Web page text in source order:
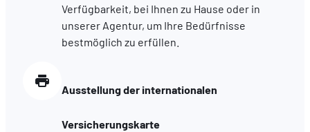
Verfügbarkeit, bei Ihnen zu Hause oder in
unserer Agentur, um Ihre Bedürfnisse
bestmöglich zu erfüllen.
Ausstellung der internationalen
Versicherungskarte